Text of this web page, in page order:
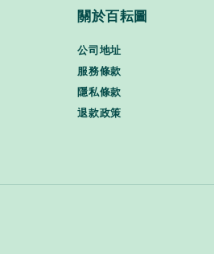
關於百耘圖
公司地址
服務條款
隱私條款
退款政策